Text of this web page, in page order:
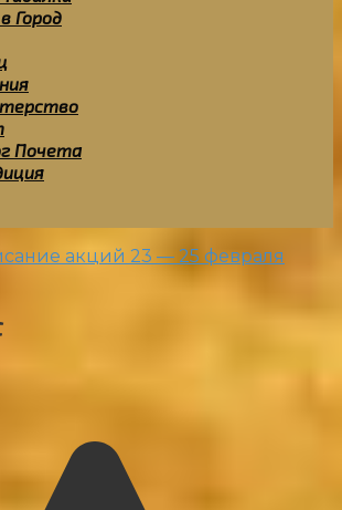
Город
Почета
акций 23 — 25 февраля